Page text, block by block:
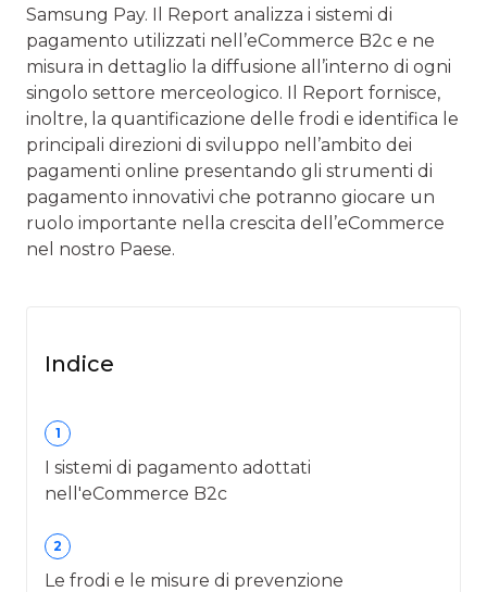
Samsung Pay. Il Report analizza i sistemi di
pagamento utilizzati nell’eCommerce B2c e ne
misura in dettaglio la diffusione all’interno di ogni
singolo settore merceologico. Il Report fornisce,
inoltre, la quantificazione delle frodi e identifica le
principali direzioni di sviluppo nell’ambito dei
pagamenti online presentando gli strumenti di
pagamento innovativi che potranno giocare un
ruolo importante nella crescita dell’eCommerce
nel nostro Paese.
Indice
1
I sistemi di pagamento adottati
nell'eCommerce B2c
2
Le frodi e le misure di prevenzione